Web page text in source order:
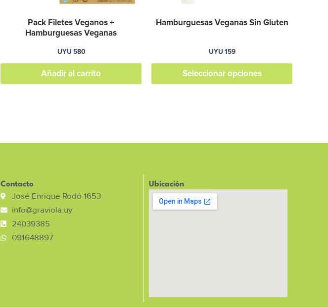
Pack Filetes Veganos +
Hamburguesas Veganas
UYU 580
Añadir al carrito
Hamburguesas Veganas Sin Gluten
UYU 159
Seleccionar opciones
Contacto
José Enrique Rodó 1653
info@graviola.uy
24039385
091648897
Ubicación